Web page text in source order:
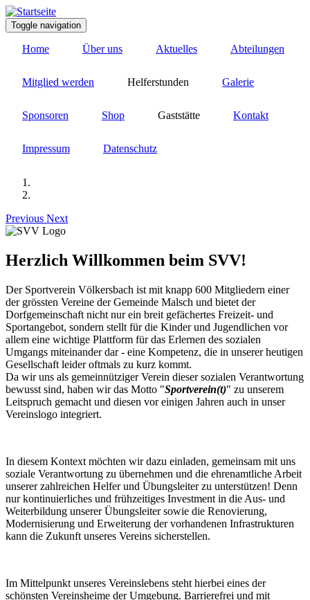
Direkt
zum
Inhalt
Toggle navigation
Home Über uns Aktuelles Abteilungen
Mitglied werden Helferstunden Galerie
Sponsoren Shop Gaststätte Kontakt
Impressum Datenschutz
Previous Next
Herzlich Willkommen beim SVV!
Der Sportverein Völkersbach ist mit knapp 600 Mitgliedern einer
der grössten Vereine der Gemeinde Malsch und bietet der
Dorfgemeinschaft nicht nur ein breit gefächertes Freizeit- und
Sportangebot, sondern stellt für die Kinder und Jugendlichen vor
allem eine wichtige Plattform für das Erlernen des sozialen
Umgangs miteinander dar - eine Kompetenz, die in unserer heutigen
Gesellschaft leider oftmals zu kurz kommt.
Da wir uns als gemeinnütziger Verein dieser sozialen Verantwortung
bewusst sind, haben wir das Motto "Sportverein(t)" zu unserem
Leitspruch gemacht und diesen vor einigen Jahren auch in unser
Vereinslogo integriert.
​In diesem Kontext möchten wir dazu einladen, gemeinsam mit uns
soziale Verantwortung zu übernehmen und die ehrenamtliche Arbeit
unserer zahlreichen Helfer und Übungsleiter zu unterstützen! Denn
nur kontinuierliches und frühzeitiges Investment in die Aus- und
Weiterbildung unserer Übungsleiter sowie die Renovierung,
Modernisierung und Erweiterung der vorhandenen Infrastrukturen
kann die Zukunft unseres Vereins sicherstellen.
Im Mittelpunkt unseres Vereinslebens steht hierbei eines der
schönsten Vereinsheime der Umgebung. Barrierefrei und mit